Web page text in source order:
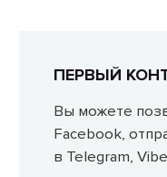
ПЕРВЫЙ
Вы можете
Facebook,
в Telegram,